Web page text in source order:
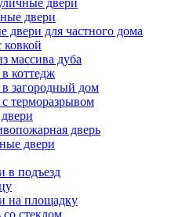
двери
двери
двери для частного дома
массива дуба
коттедж
загородный дом
терморазрывом
дверь
двери
в подъезд
на площадку
стеклом